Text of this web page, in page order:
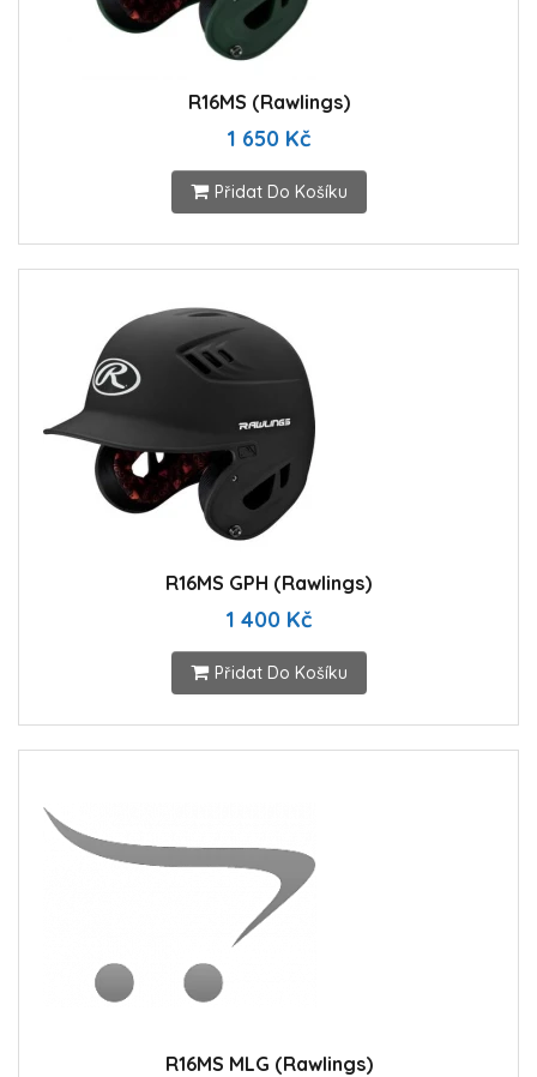
R16MS (Rawlings)
1 650 Kč
Přidat Do Košíku
R16MS GPH (Rawlings)
1 400 Kč
Přidat Do Košíku
R16MS MLG (Rawlings)